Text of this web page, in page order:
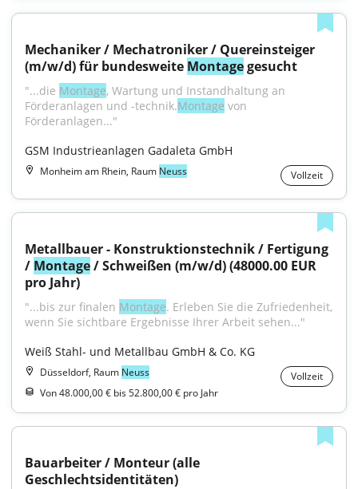
Mechaniker / Mechatroniker / Quereinsteiger
(m/w/d) für bundesweite Montage gesucht
"...die Montage, Wartung und Instandhaltung an
Förderanlagen und -technik.Montage von
Förderanlagen..."
GSM Industrieanlagen Gadaleta GmbH
Monheim am Rhein, Raum Neuss Vollzeit
Metallbauer - Konstruktionstechnik / Fertigung
/ Montage / Schweißen (m/w/d) (48000.00 EUR
pro Jahr)
"...bis zur finalen Montage. Erleben Sie die Zufriedenheit,
wenn Sie sichtbare Ergebnisse Ihrer Arbeit sehen..."
Weiß Stahl- und Metallbau GmbH & Co. KG
Düsseldorf, Raum Neuss
Vollzeit
Von 48.000,00 € bis 52.800,00 € pro Jahr
Bauarbeiter / Monteur (alle
Geschlechtsidentitäten)